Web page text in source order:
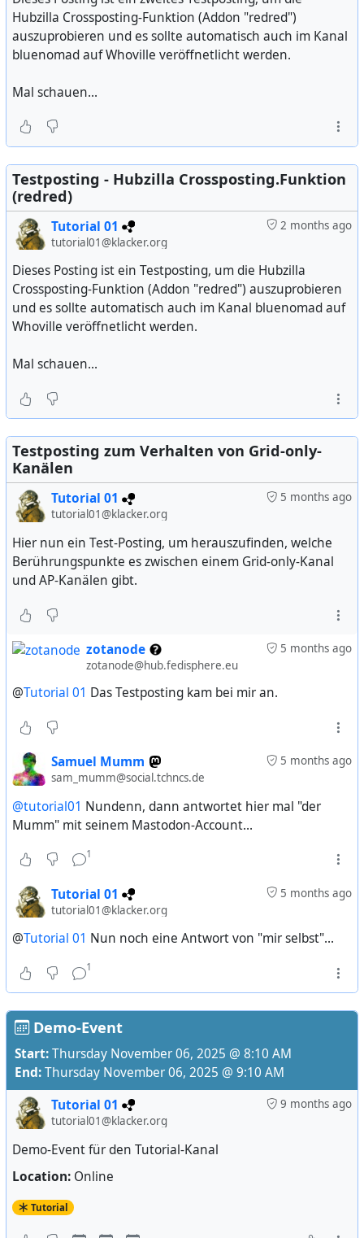
Hubzilla Crossposting-Funktion (Addon "redred")
auszuprobieren und es sollte automatisch auch im Kanal
bluenomad auf Whoville veröffnetlicht werden.
Mal schauen...
Testposting - Hubzilla Crossposting.Funktion
(redred)
2 months ago
Tutorial 01
tutorial01@klacker.org
Dieses Posting ist ein Testposting, um die Hubzilla
Crossposting-Funktion (Addon "redred") auszuprobieren
und es sollte automatisch auch im Kanal bluenomad auf
Whoville veröffnetlicht werden.
Mal schauen...
Testposting zum Verhalten von Grid-only-
Kanälen
5 months ago
Tutorial 01
tutorial01@klacker.org
Hier nun ein Test-Posting, um herauszufinden, welche
Berührungspunkte es zwischen einem Grid-only-Kanal
und AP-Kanälen gibt.
5 months ago
zotanode
zotanode@hub.fedisphere.eu
@Tutorial 01 Das Testposting kam bei mir an.
5 months ago
Samuel Mumm
sam_mumm@social.tchncs.de
@tutorial01 Nundenn, dann antwortet hier mal "der
Mumm" mit seinem Mastodon-Account...
1
5 months ago
Tutorial 01
tutorial01@klacker.org
@Tutorial 01 Nun noch eine Antwort von "mir selbst"...
1
Demo-Event
Start:Thursday November 06, 2025 @ 8:10 AM
End:Thursday November 06, 2025 @ 9:10 AM
9 months ago
Tutorial 01
tutorial01@klacker.org
Demo-Event für den Tutorial-Kanal
Location: Online
Tutorial